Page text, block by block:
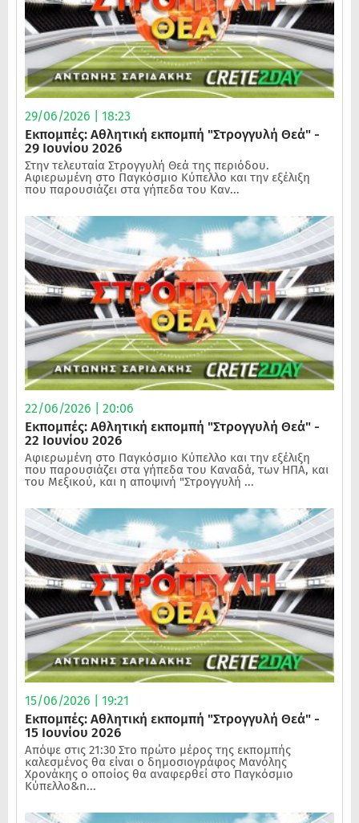
29/06/2026 | 18:23
Εκπομπές: Αθλητική εκπομπή "Στρογγυλή Θεά" -
29 Ιουνίου 2026
Στην τελευταία Στρογγυλή Θεά της περιόδου.
Αφιερωμένη στο Παγκόσμιο Κύπελλο και την εξέλιξη
που παρουσιάζει στα γήπεδα του Καν...
22/06/2026 | 20:06
Εκπομπές: Αθλητική εκπομπή "Στρογγυλή Θεά" -
22 Ιουνίου 2026
Αφιερωμένη στο Παγκόσμιο Κύπελλο και την εξέλιξη
που παρουσιάζει στα γήπεδα του Καναδά, των ΗΠΑ, και
του Μεξικού, και η αποψινή "Στρογγυλή ...
15/06/2026 | 19:21
Εκπομπές: Αθλητική εκπομπή "Στρογγυλή Θεά" -
15 Ιουνίου 2026
Απόψε στις 21:30 Στο πρώτο μέρος της εκπομπής
καλεσμένος θα είναι ο δημοσιογράφος Μανόλης
Χρονάκης ο οποίος θα αναφερθεί στο Παγκόσμιο
Κύπελλο&n...